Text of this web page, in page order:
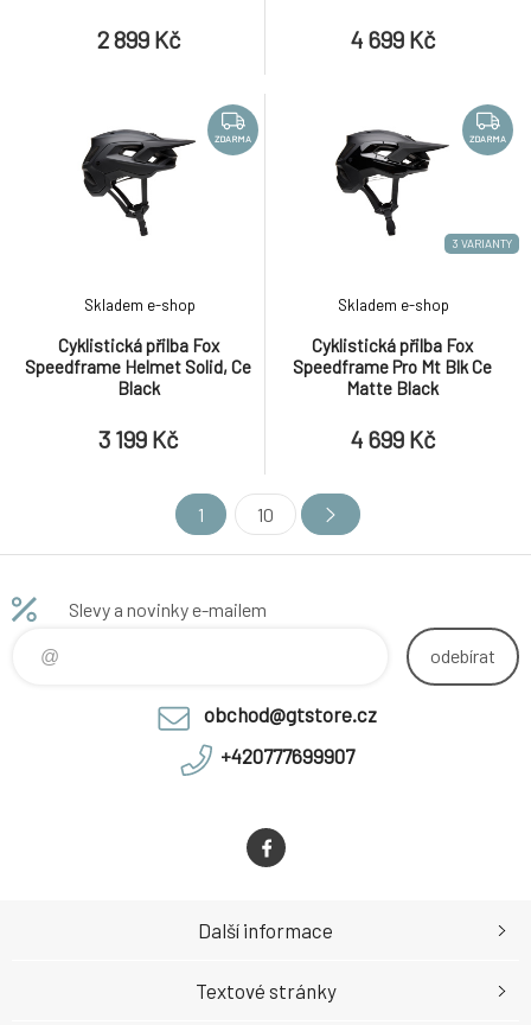
2 899 Kč 4 699 Kč
ZDARMA
Cyklistická přilba Fox
Speedframe Helmet Solid, Ce
Black
Skladem e-shop
3 199 Kč
3 VARIANTY
ZDARMA
Cyklistická přilba Fox
Speedframe Pro Mt Blk Ce
Matte Black
Skladem e-shop
4 699 Kč
1 10
Slevy a novinky e-mailem
odebírat
obchod@gtstore.cz
+420777699907
Další informace
Textové stránky